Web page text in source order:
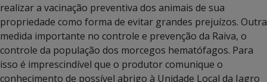
realizar a vacinação preventiva dos animais de sua
propriedade como forma de evitar grandes prejuízos. Outra
medida importante no controle e prevenção da Raiva, o
controle da população dos morcegos hematófagos. Para
isso é imprescindível que o produtor comunique o
conhecimento de possível abrigo à Unidade Local da Iagro